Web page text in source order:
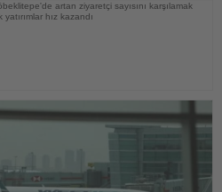
artan ziyaretçi sayısını karşılamak
hız kazandı